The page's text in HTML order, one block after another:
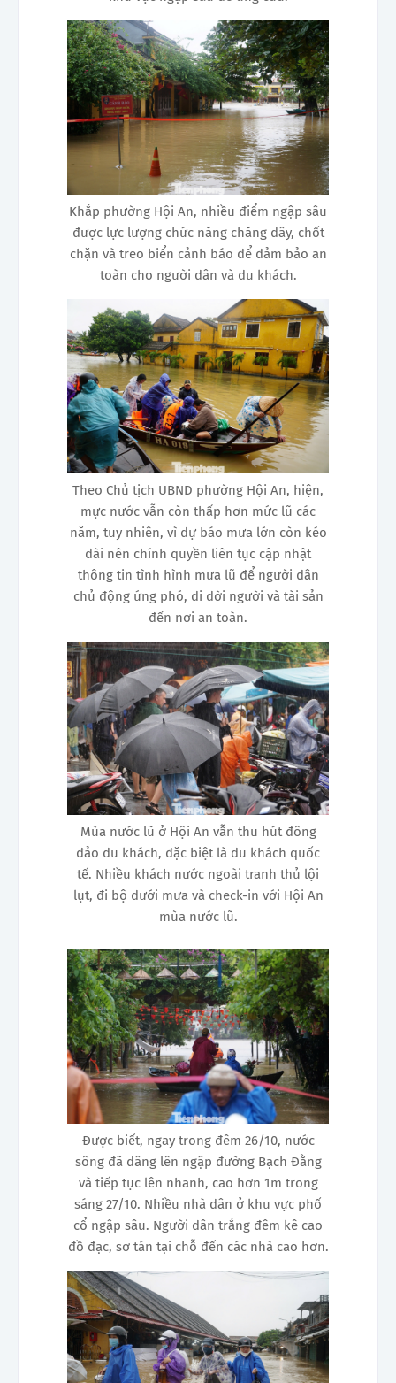
Khắp phường Hội An, nhiều điểm ngập sâu
được lực lượng chức năng chăng dây, chốt
chặn và treo biển cảnh báo để đảm bảo an
toàn cho người dân và du khách.
Theo Chủ tịch UBND phường Hội An, hiện,
mực nước vẫn còn thấp hơn mức lũ các
năm, tuy nhiên, vì dự báo mưa lớn còn kéo
dài nên chính quyền liên tục cập nhật
thông tin tình hình mưa lũ để người dân
chủ động ứng phó, di dời người và tài sản
đến nơi an toàn.
Mùa nước lũ ở Hội An vẫn thu hút đông
đảo du khách, đặc biệt là du khách quốc
tế. Nhiều khách nước ngoài tranh thủ lội
lụt, đi bộ dưới mưa và check-in với Hội An
mùa nước lũ.
Được biết, ngay trong đêm 26/10, nước
sông đã dâng lên ngập đường Bạch Đằng
và tiếp tục lên nhanh, cao hơn 1m trong
sáng 27/10. Nhiều nhà dân ở khu vực phố
cổ ngập sâu. Người dân trắng đêm kê cao
đồ đạc, sơ tán tại chỗ đến các nhà cao hơn.